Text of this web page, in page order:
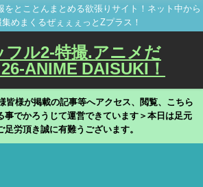
をとことんまとめる欲張りサイト！ネット中から
めまくるぜぇぇぇっとZプラス！
フル2-特撮.アニメだ
ANIME DAISUKI！
皆様が掲載の記事等へアクセス、閲覧、こちら
事でかろうじて運営できています＞本日は足元
足労頂き誠に有難うございます。